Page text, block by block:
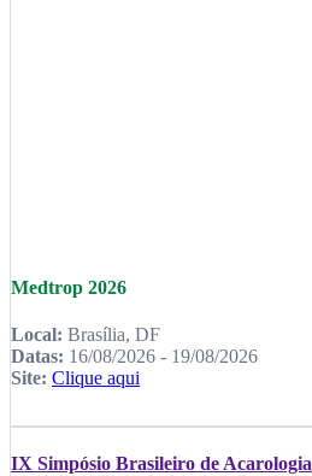
Medtrop 2026
Local: Brasília, DF
Datas: 16/08/2026 - 19/08/2026
Site: Clique aqui
IX Simpósio Brasileiro de Acarologia